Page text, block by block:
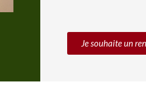
Je souhaite un